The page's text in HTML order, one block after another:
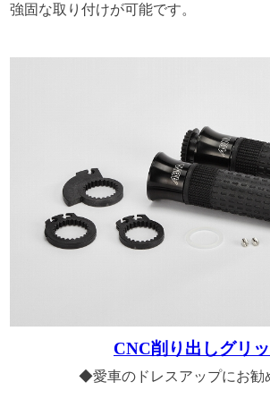
強固な取り付けが可能です。
CNC削り出しグリ
◆愛車のドレスアップにお